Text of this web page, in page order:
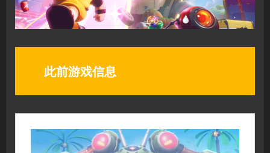
此前游戏信息